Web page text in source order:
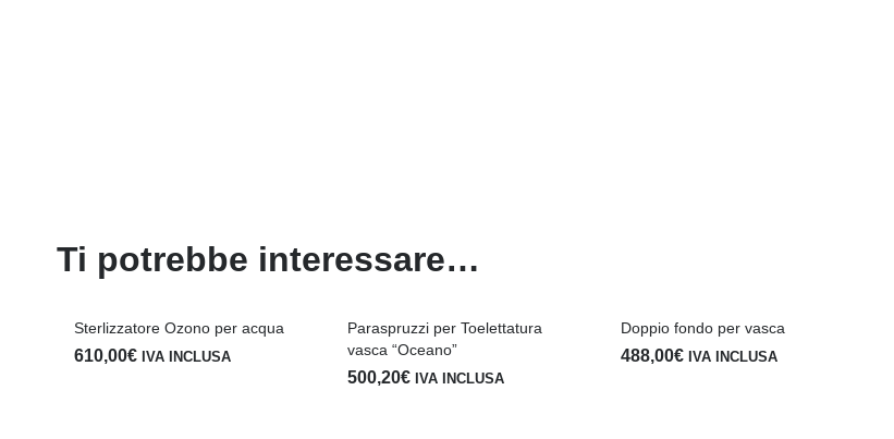
Ti potrebbe interessare…
Sterlizzatore Ozono per acqua
610,00€ IVA INCLUSA
Paraspruzzi per Toelettatura
vasca “Oceano”
500,20€ IVA INCLUSA
Doppio fondo per vasca
488,00€ IVA INCLUSA